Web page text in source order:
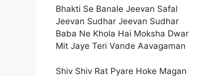
Bhakti Se Banale Jeevan Safal
Jeevan Sudhar Jeevan Sudhar
Baba Ne Khola Hai Moksha Dwar
Mit Jaye Teri Vande Aavagaman
Shiv Shiv Rat Pyare Hoke Magan